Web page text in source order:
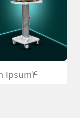
Ipsum4